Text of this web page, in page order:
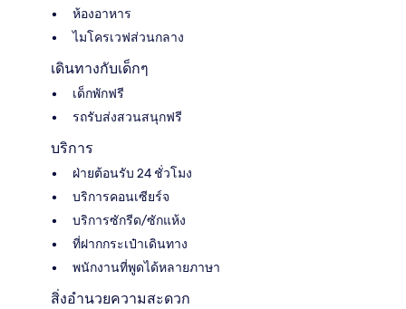
ห้องอาหาร
ไมโครเวฟส่วนกลาง
เดินทางกับเด็กๆ
เด็กพักฟรี
รถรับส่งสวนสนุกฟรี
บริการ
ฝ่ายต้อนรับ 24 ชั่วโมง
บริการคอนเซียร์จ
บริการซักรีด/ซักแห้ง
ที่ฝากกระเป๋าเดินทาง
พนักงานที่พูดได้หลายภาษา
สิ่งอำนวยความสะดวก